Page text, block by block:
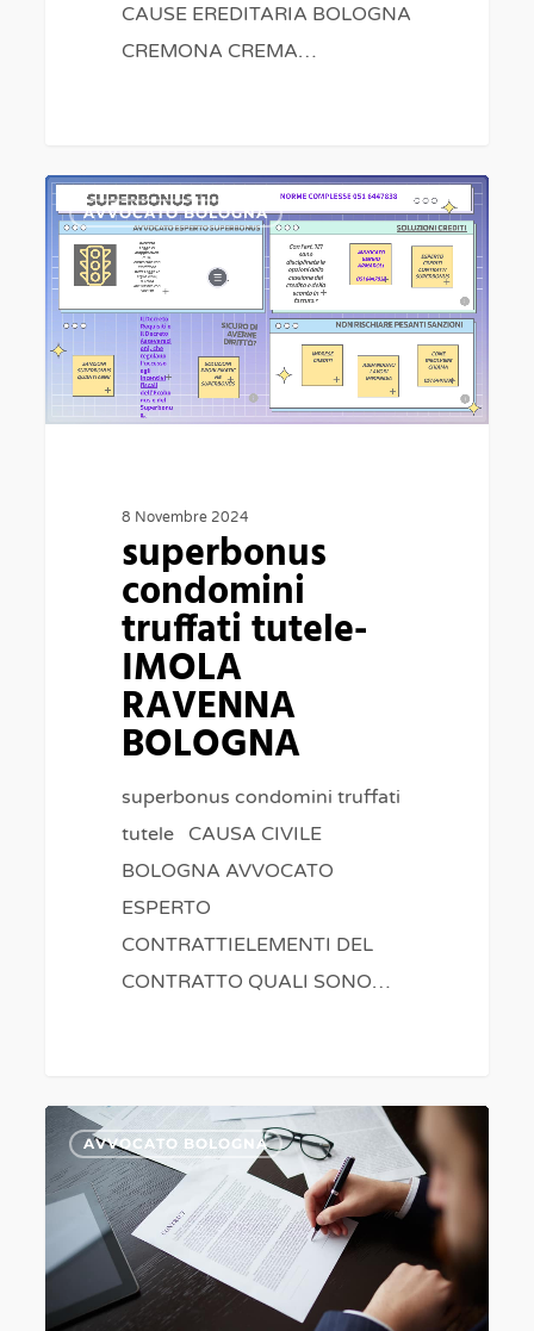
CAUSE EREDITARIA BOLOGNA
CREMONA CREMA…
superbonus
condomini
truffati
tutele-
IMOLA
RAVENNA
BOLOGNA
AVVOCATO BOLOGNA
8 Novembre 2024
superbonus
condomini
truffati tutele-
IMOLA
RAVENNA
BOLOGNA
superbonus condomini truffati
tutele CAUSA CIVILE
BOLOGNA AVVOCATO
ESPERTO
CONTRATTIELEMENTI DEL
CONTRATTO QUALI SONO…
0
EREDITA’:
NON
PERDERE
TUTTO
/
vicenza
AVVOCATO BOLOGNA
0